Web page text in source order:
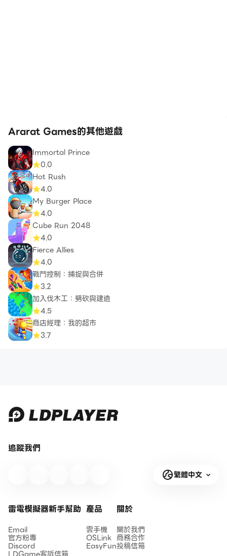
Ararat Games的其他遊戲
Immortal Prince
0.0
Hot Rush
4.0
My Burger Place
4.0
Cube Run 2048
4.0
Fierce Allies
4.0
戰鬥控制：捕捉與合併
3.2
加入伐木工：劈砍與建造
4.5
商店經理：我的超市
3.7
追蹤我們
繁體中文
雷電模擬器新手幫助
Email
官方粉專
Discord
產品
雲手機
OSLink
EasyFun
關於
關於我們
商務合作
投稿信箱